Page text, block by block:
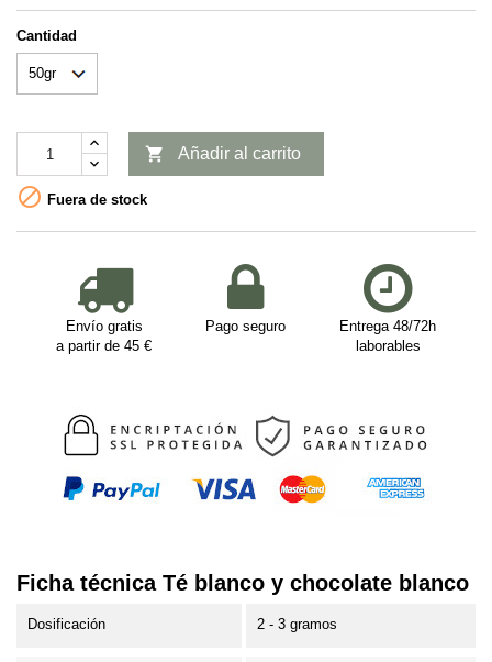
Cantidad
 Añadir al carrito
 Fuera de stock
Envío gratis
a partir de 45 €
Pago seguro
Entrega 48/72h
laborables
Ficha técnica Té blanco y chocolate blanco
Dosificación 2 - 3 gramos